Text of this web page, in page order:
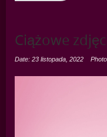
Ciążowe
Date: 23 listopada, 2022